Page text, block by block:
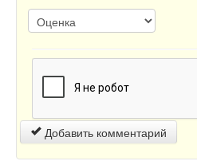
Добавить комментарий